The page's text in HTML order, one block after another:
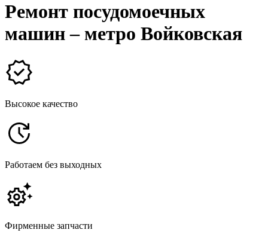
Ремонт посудомоечных
машин – метро Войковская
Высокое качество
Работаем без выходных
Фирменные запчасти